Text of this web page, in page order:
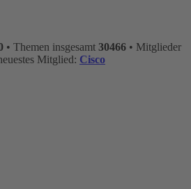
• Themen insgesamt 30466 • Mitglieder
Mitglied: Cisco